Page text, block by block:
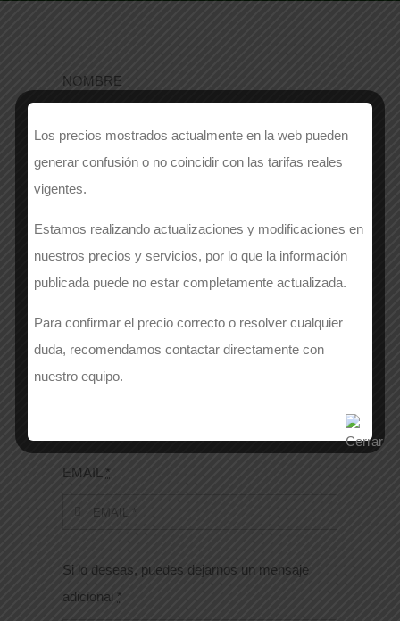
NOMBRE
APELLIDOS
Número de contacto
EMAIL *
Si lo deseas, puedes dejarnos un mensaje
adicional *
Los precios mostrados actualmente en la web pueden
generar confusión o no coincidir con las tarifas reales
vigentes.
Estamos realizando actualizaciones y modificaciones en
nuestros precios y servicios, por lo que la información
publicada puede no estar completamente actualizada.
Para confirmar el precio correcto o resolver cualquier
duda, recomendamos contactar directamente con
nuestro equipo.